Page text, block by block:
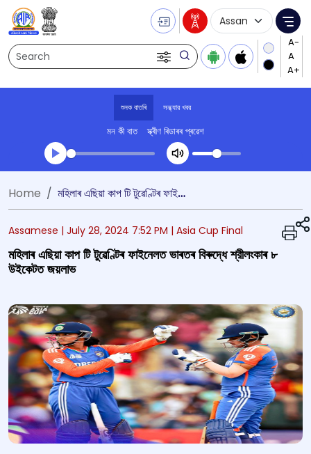
Search
Language
শুনক বাতৰি সন্ধ্যার খবর
মন কী বাত স্ক্ৰীণ ৰিডাৰৰ প্ৰৱেশ
Transcript summary
খেলা অডিঅ' সন্ধ্যার খবর
Home মহিলাৰ এছিয়া কাপ টি টুৱেণ্টিৰ ফাইনেলত ভাৰতৰ বিৰুদ্ধে শ্রীলংকাৰ ৮ উইকেটত জয়লাভ
Assamese | July 28, 2024 7:52 PM | Asia Cup Final
মহিলাৰ এছিয়া কাপ টি টুৱেণ্টিৰ ফাইনেলত ভাৰতৰ বিৰুদ্ধে শ্রীলংকাৰ ৮
উইকেটত জয়লাভ